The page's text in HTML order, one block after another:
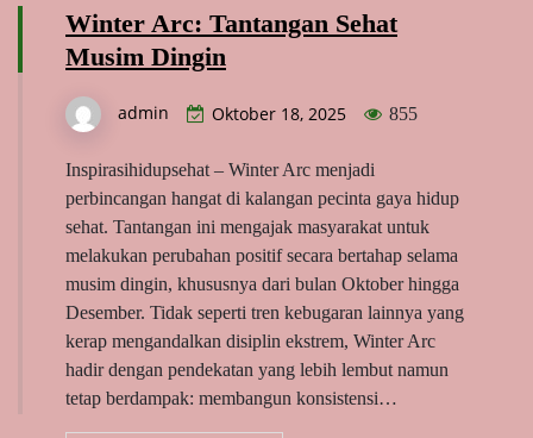
Winter Arc: Tantangan Sehat
Musim Dingin
admin Oktober 18, 2025 855
Inspirasihidupsehat – Winter Arc menjadi
perbincangan hangat di kalangan pecinta gaya hidup
sehat. Tantangan ini mengajak masyarakat untuk
melakukan perubahan positif secara bertahap selama
musim dingin, khususnya dari bulan Oktober hingga
Desember. Tidak seperti tren kebugaran lainnya yang
kerap mengandalkan disiplin ekstrem, Winter Arc
hadir dengan pendekatan yang lebih lembut namun
tetap berdampak: membangun konsistensi…